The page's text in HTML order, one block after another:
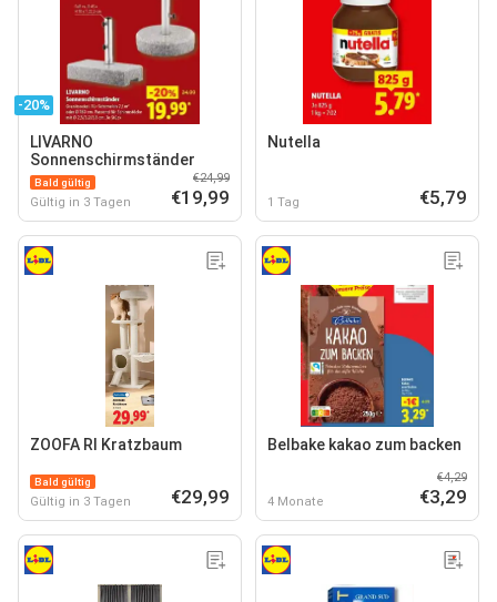
-20%
LIVARNO
Sonnenschirmständer
Bald gültig
Gültig in 3 Tagen
€24,99
€19,99
Nutella
1 Tag €5,79
ZOOFA RI Kratzbaum
Bald gültig
Gültig in 3 Tagen €29,99
Belbake kakao zum backen
4 Monate
€4,29
€3,29